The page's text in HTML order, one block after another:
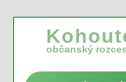
občanský